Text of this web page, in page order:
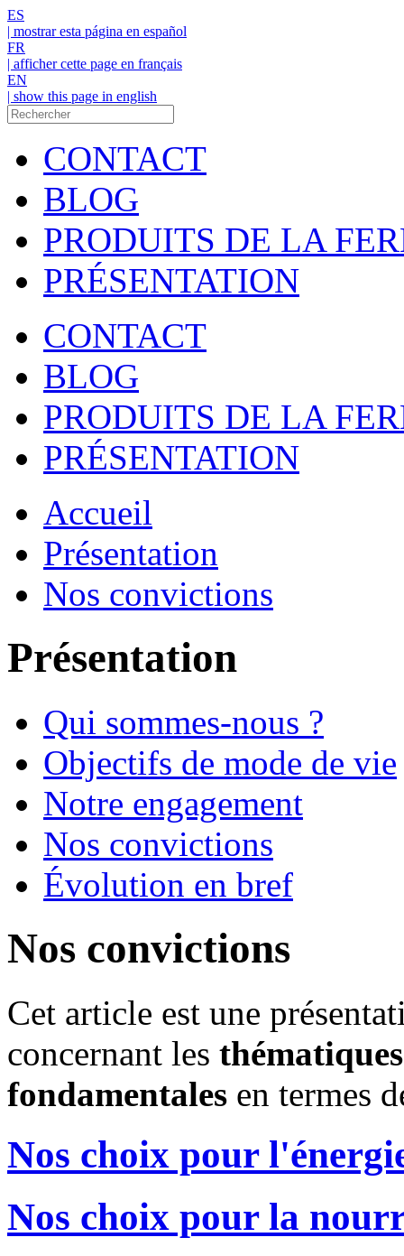
ES
| mostrar esta página en español
FR
| afficher cette page en français
EN
| show this page in english
CONTACT
BLOG
PRODUITS DE LA
PRÉSENTATION
CONTACT
BLOG
PRODUITS DE LA
PRÉSENTATION
Accueil
Présentation
Nos convictions
Présentation
Qui sommes-nous ?
Objectifs de mode de vie
Notre engagement
Nos convictions
Évolution en bref
Nos convictions
Cet article est une
concernant les thématiques
fondamentales en termes
Nos choix pour
Nos choix pour la